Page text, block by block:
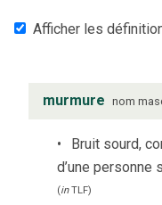
Afficher les
murmure nom
Bruit sourd,
d’une personne
(inTLF)